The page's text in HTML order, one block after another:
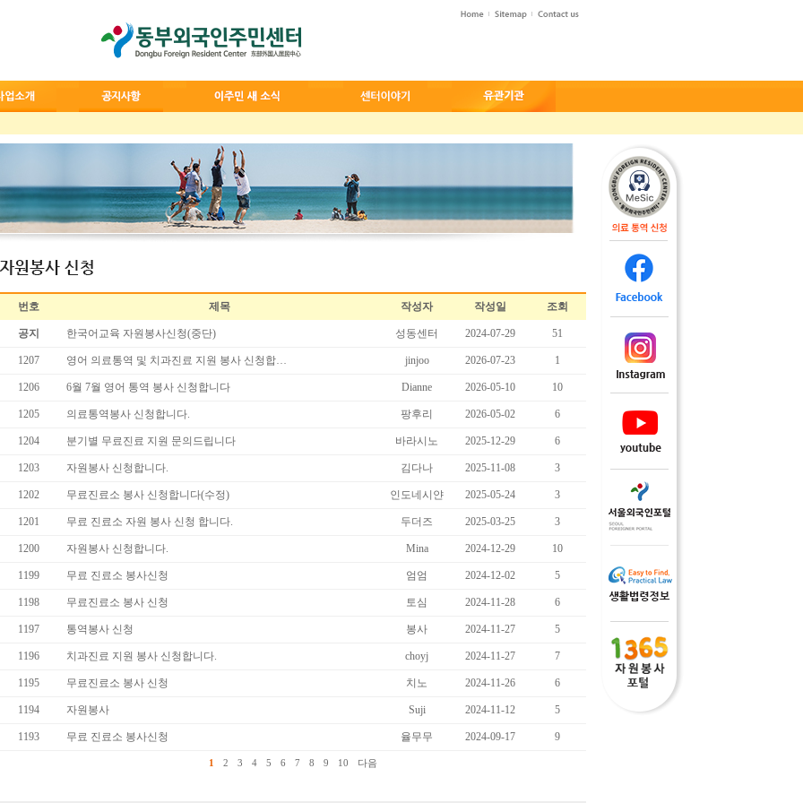
번호 제목 작성자 작성일 조회
공지 한국어교육 자원봉사신청(중단) 성동센터 2024-07-29 51
1207 영어 의료통역 및 치과진료 지원 봉사 신청합… jinjoo 2026-07-23 1
1206 6월 7월 영어 통역 봉사 신청합니다 Dianne 2026-05-10 10
1205 의료통역봉사 신청합니다. 팡후리 2026-05-02 6
1204 분기별 무료진료 지원 문의드립니다 바라시노 2025-12-29 6
1203 자원봉사 신청합니다. 김다나 2025-11-08 3
1202 무료진료소 봉사 신청합니다(수정) 인도네시얀 2025-05-24 3
1201 무료 진료소 자원 봉사 신청 합니다. 두더즈 2025-03-25 3
1200 자원봉사 신청합니다. Mina 2024-12-29 10
1199 무료 진료소 봉사신청 엄엄 2024-12-02 5
1198 무료진료소 봉사 신청 토심 2024-11-28 6
1197 통역봉사 신청 봉사 2024-11-27 5
1196 치과진료 지원 봉사 신청합니다. choyj 2024-11-27 7
1195 무료진료소 봉사 신청 치노 2024-11-26 6
1194 자원봉사 Suji 2024-11-12 5
1193 무료 진료소 봉사신청 율무무 2024-09-17 9
1 2 3 4 5 6 7 8 9 10 다음